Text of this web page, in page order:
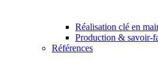
Réalisation clé en
Production & savoir-
Références